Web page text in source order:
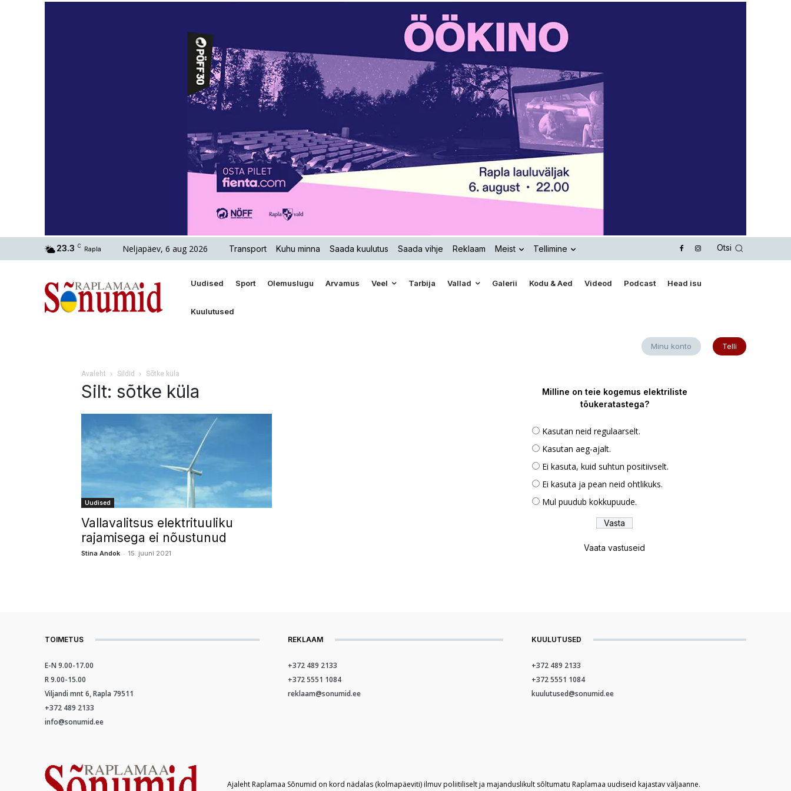
23.3 C Rapla Neljapäev, 6 aug 2026 Transport Kuhu minna Saada kuulutus Saada vihje Reklaam Meist Tellimine Otsi
Uudised Sport Olemuslugu Arvamus Veel Tarbija Vallad Galerii Kodu & Aed Videod Podcast Head isu
Kuulutused
Minu konto Telli
Avaleht Sildid Sõtke küla
Silt: sõtke küla
Uudised
Vallavalitsus elektrituuliku
rajamisega ei nõustunud
Stina Andok - 15. juuni 2021
Milline on teie kogemus elektriliste
tõukeratastega?
Kasutan neid regulaarselt.
Kasutan aeg-ajalt.
Ei kasuta, kuid suhtun positiivselt.
Ei kasuta ja pean neid ohtlikuks.
Mul puudub kokkupuude.
Vaata vastuseid
TOIMETUS
E-N 9.00-17.00
R 9.00-15.00
Viljandi mnt 6, Rapla 79511
+372 489 2133
info@sonumid.ee
REKLAAM
+372 489 2133
+372 5551 1084
reklaam@sonumid.ee
KUULUTUSED
+372 489 2133
+372 5551 1084
kuulutused@sonumid.ee
Ajaleht Raplamaa Sõnumid on kord nädalas (kolmapäeviti) ilmuv poliitiliselt ja majanduslikult sõltumatu Raplamaa uudiseid kajastav väljaanne.